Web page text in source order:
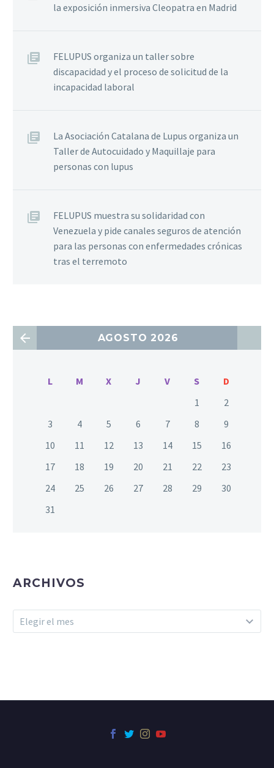
la exposición inmersiva Cleopatra en Madrid
FELUPUS organiza un taller sobre
discapacidad y el proceso de solicitud de la
incapacidad laboral
La Asociación Catalana de Lupus organiza un
Taller de Autocuidado y Maquillaje para
personas con lupus
FELUPUS muestra su solidaridad con
Venezuela y pide canales seguros de atención
para las personas con enfermedades crónicas
tras el terremoto
AGOSTO 2026
L M X J V S
D
1
2
3
4 5 6 7 8
9
10
11 12 13 14 15
16
17
18 19 20 21 22
23
24
25 26 27 28 29
30
31
ARCHIVOS
Archivos
Elegir el mes